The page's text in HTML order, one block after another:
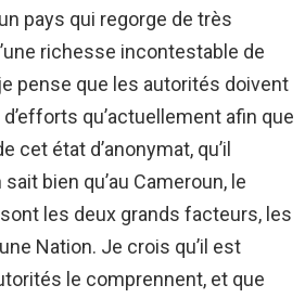
pays qui regorge de très
richesse incontestable de
pense que les autorités doivent
qu’actuellement afin que
cet état d’anonymat, qu’il
bien qu’au Cameroun, le
les deux grands facteurs, les
Nation. Je crois qu’il est
le comprennent, et que